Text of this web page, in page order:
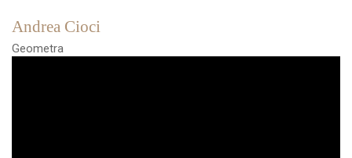
Andrea Cioci
Geometra